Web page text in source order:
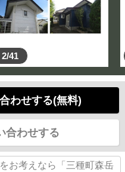
2/41
わせする(無料)
合わせする
お考えなら「三種町森岳